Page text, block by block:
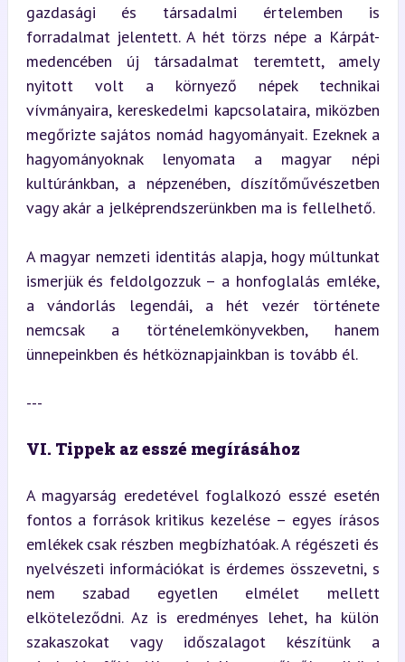
gazdasági és társadalmi értelemben is
forradalmat jelentett. A hét törzs népe a Kárpát-
medencében új társadalmat teremtett, amely
nyitott volt a környező népek technikai
vívmányaira, kereskedelmi kapcsolataira, miközben
megőrizte sajátos nomád hagyományait. Ezeknek a
hagyományoknak lenyomata a magyar népi
kultúránkban, a népzenében, díszítőművészetben
vagy akár a jelképrendszerünkben ma is fellelhető.
A magyar nemzeti identitás alapja, hogy múltunkat
ismerjük és feldolgozzuk – a honfoglalás emléke,
a vándorlás legendái, a hét vezér története
nemcsak a történelemkönyvekben, hanem
ünnepeinkben és hétköznapjainkban is tovább él.
---
VI. Tippek az esszé megírásához
A magyarság eredetével foglalkozó esszé esetén
fontos a források kritikus kezelése – egyes írásos
emlékek csak részben megbízhatóak. A régészeti és
nyelvészeti információkat is érdemes összevetni, s
nem szabad egyetlen elmélet mellett
elköteleződni. Az is eredményes lehet, ha külön
szakaszokat vagy időszalagot készítünk a